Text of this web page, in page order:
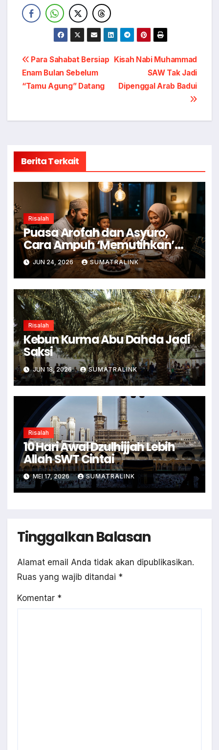
Navigasi
pos
Kisah Nabi Muhammad
SAW Tak Jadi
Dipenggal Arab Badui
Para Sahabat Bersiap
Enam Bulan Sebelum
“Tamu Agung” Datang
Berita Terkait
Risalah
Puasa Arofah dan Asyuro,
Cara Ampuh ‘Memutihkan’
Dosa
JUN 24, 2026 SUMATRALINK
Risalah
Kebun Kurma Abu Dahda Jadi
Saksi
JUN 18, 2026 SUMATRALINK
Risalah
10 Hari Awal Dzulhijjah Lebih
Allah SWT Cintai
MEI 17, 2026 SUMATRALINK
Tinggalkan Balasan
Alamat email Anda tidak akan dipublikasikan.
Ruas yang wajib ditandai *
Komentar *